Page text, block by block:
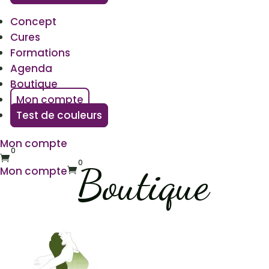
Concept
Cures
Formations
Agenda
Boutique
Mon compte
Test de couleurs
Mon compte

0
Mon compte
0
Boutique